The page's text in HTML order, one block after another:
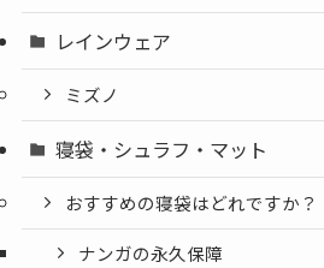
レインウェア
ミズノ
寝袋・シュラフ・マット
おすすめの寝袋はどれですか？
ナンガの永久保障